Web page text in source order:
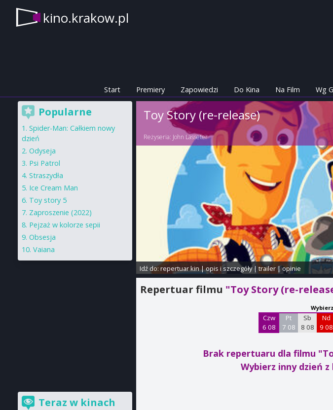
kino.krakow.pl
Start Premiery Zapowiedzi Do Kina Na Film Wg
Toy Story (re-release)
Reżyseria: John Lasseter
Idź do:repertuar kin|opis i szczegóły| trailer|opinie
Repertuar filmu "Toy Story (re-
Czw
6 08
Pt
7 08
Sb
8 08
Nd
9 08
Brak repertuaru dla filmu
Wybierz inny dzień
Popularne
Spider-Man: Całkiem nowy
dzień
Odyseja
Psi Patrol
Straszydła
Ice Cream Man
Toy story 5
Zaproszenie (2022)
Pejzaż w kolorze sepii
Obsesja
Vaiana
Teraz w kinach